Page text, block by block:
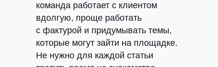
команда работает с клиентом
вдолгую, проще работать
с фактурой и придумывать темы,
которые могут зайти на площадке.
Не нужно для каждой статьи